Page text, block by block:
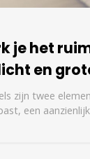
je het
en
zijn twee
een